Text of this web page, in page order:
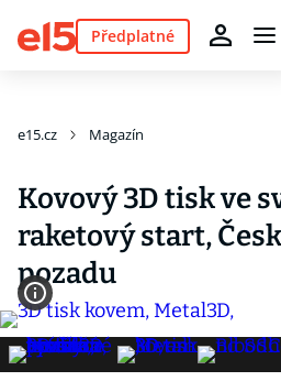
Předplatné
e15.cz Magazín
Kovový 3D tisk ve
raketový start,
pozadu